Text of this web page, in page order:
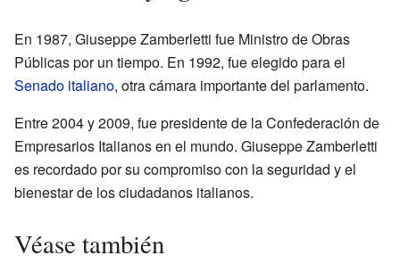
En 1987, Giuseppe Zamberletti fue Ministro de Obras
Públicas por un tiempo. En 1992, fue elegido para el
Senado italiano, otra cámara importante del parlamento.
Entre 2004 y 2009, fue presidente de la Confederación de
Empresarios Italianos en el mundo. Giuseppe Zamberletti
es recordado por su compromiso con la seguridad y el
bienestar de los ciudadanos italianos.
Véase también